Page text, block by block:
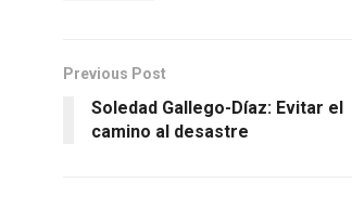
Previous Post
Soledad Gallego-Díaz: Evitar el
camino al desastre